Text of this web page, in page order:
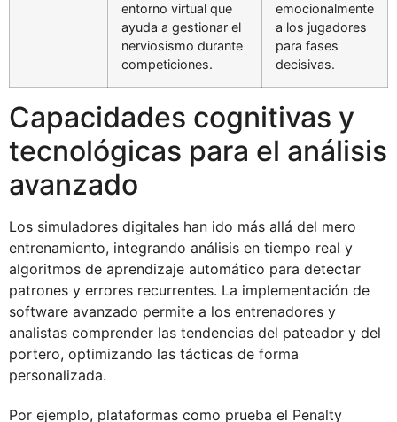
entorno virtual que
ayuda a gestionar el
nerviosismo durante
competiciones.
emocionalmente
a los jugadores
para fases
decisivas.
Capacidades cognitivas y
tecnológicas para el análisis
avanzado
Los simuladores digitales han ido más allá del mero
entrenamiento, integrando análisis en tiempo real y
algoritmos de aprendizaje automático para detectar
patrones y errores recurrentes. La implementación de
software avanzado permite a los entrenadores y
analistas comprender las tendencias del pateador y del
portero, optimizando las tácticas de forma
personalizada.
Por ejemplo, plataformas como prueba el Penalty